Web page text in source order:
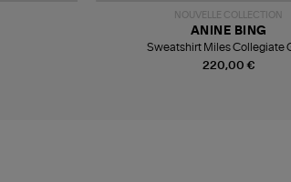
NOUVELLE COLLECTION
220,00 €
ANINE BING
Sweatshirt Miles Collegiate